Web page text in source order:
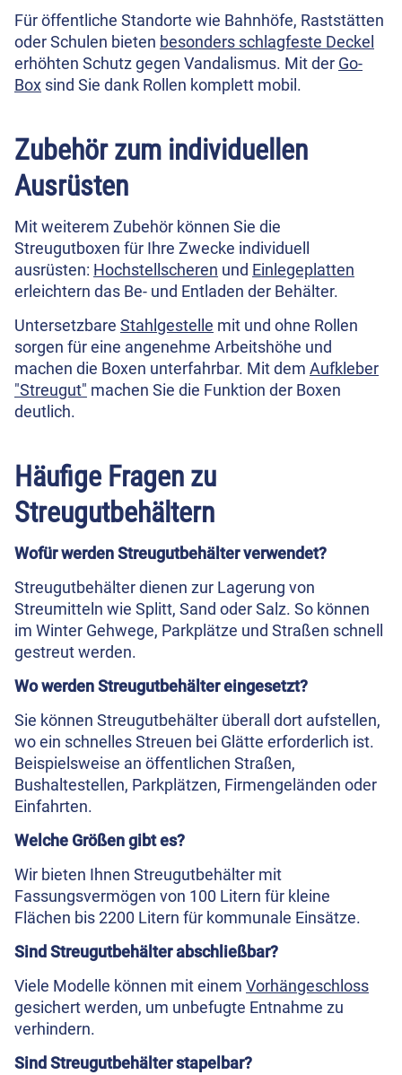
Für öffentliche Standorte wie Bahnhöfe, Raststätten
oder Schulen bieten besonders schlagfeste Deckel
erhöhten Schutz gegen Vandalismus. Mit der Go-
Box sind Sie dank Rollen komplett mobil.
Zubehör zum individuellen
Ausrüsten
Mit weiterem Zubehör können Sie die
Streugutboxen für Ihre Zwecke individuell
ausrüsten: Hochstellscheren und Einlegeplatten
erleichtern das Be- und Entladen der Behälter.
Untersetzbare Stahlgestelle mit und ohne Rollen
sorgen für eine angenehme Arbeitshöhe und
machen die Boxen unterfahrbar. Mit dem Aufkleber
"Streugut" machen Sie die Funktion der Boxen
deutlich.
Häufige Fragen zu
Streugutbehältern
Wofür werden Streugutbehälter verwendet?
Streugutbehälter dienen zur Lagerung von
Streumitteln wie Splitt, Sand oder Salz. So können
im Winter Gehwege, Parkplätze und Straßen schnell
gestreut werden.
Wo werden Streugutbehälter eingesetzt?
Sie können Streugutbehälter überall dort aufstellen,
wo ein schnelles Streuen bei Glätte erforderlich ist.
Beispielsweise an öffentlichen Straßen,
Bushaltestellen, Parkplätzen, Firmengeländen oder
Einfahrten.
Welche Größen gibt es?
Wir bieten Ihnen Streugutbehälter mit
Fassungsvermögen von 100 Litern für kleine
Flächen bis 2200 Litern für kommunale Einsätze.
Sind Streugutbehälter abschließbar?
Viele Modelle können mit einem Vorhängeschloss
gesichert werden, um unbefugte Entnahme zu
verhindern.
Sind Streugutbehälter stapelbar?